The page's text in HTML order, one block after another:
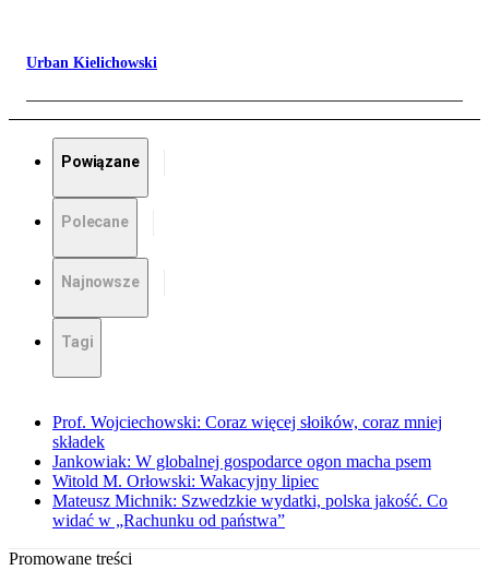
Urban Kielichowski
Powiązane
Polecane
Najnowsze
Tagi
Prof. Wojciechowski: Coraz więcej słoików, coraz mniej
składek
Jankowiak: W globalnej gospodarce ogon macha psem
Witold M. Orłowski: Wakacyjny lipiec
Mateusz Michnik: Szwedzkie wydatki, polska jakość. Co
widać w „Rachunku od państwa”
Promowane treści